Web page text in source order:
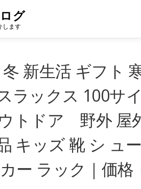
グ
します
新生活 ギフト
ラックス 100サ
トドア 野外 屋
キッズ 靴 シ ュ
ー ラック｜価格